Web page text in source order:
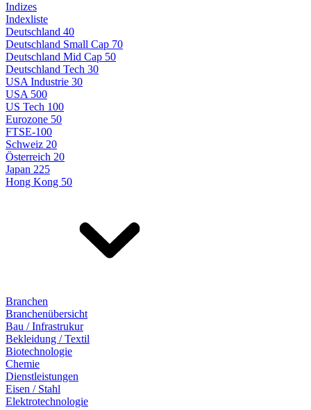
Indizes
Indexliste
Deutschland 40
Deutschland Small Cap 70
Deutschland Mid Cap 50
Deutschland Tech 30
USA Industrie 30
USA 500
US Tech 100
Eurozone 50
FTSE-100
Schweiz 20
Österreich 20
Japan 225
Hong Kong 50
Branchen
Branchenübersicht
Bau / Infrastrukur
Bekleidung / Textil
Biotechnologie
Chemie
Dienstleistungen
Eisen / Stahl
Elektrotechnologie